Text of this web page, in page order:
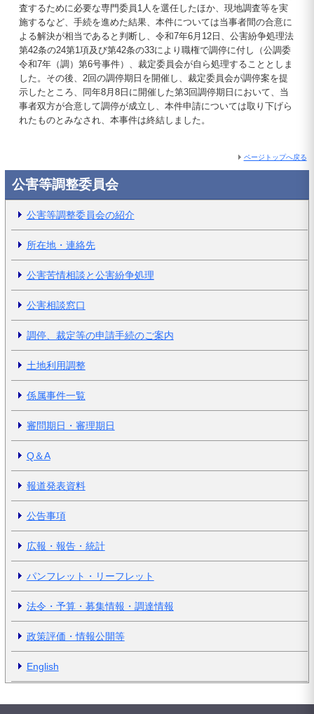
査するために必要な専門委員1人を選任したほか、現地調査等を実
施するなど、手続を進めた結果、本件については当事者間の合意に
よる解決が相当であると判断し、令和7年6月12日、公害紛争処理法
第42条の24第1項及び第42条の33により職権で調停に付し（公調委
令和7年（調）第6号事件）、裁定委員会が自ら処理することとしま
した。その後、2回の調停期日を開催し、裁定委員会が調停案を提
示したところ、同年8月8日に開催した第3回調停期日において、当
事者双方が合意して調停が成立し、本件申請については取り下げら
れたものとみなされ、本事件は終結しました。
ページトップへ戻る
公害等調整委員会
公害等調整委員会の紹介
所在地・連絡先
公害苦情相談と公害紛争処理
公害相談窓口
調停、裁定等の申請手続のご案内
土地利用調整
係属事件一覧
審問期日・審理期日
Q＆A
報道発表資料
公告事項
広報・報告・統計
パンフレット・リーフレット
法令・予算・募集情報・調達情報
政策評価・情報公開等
English